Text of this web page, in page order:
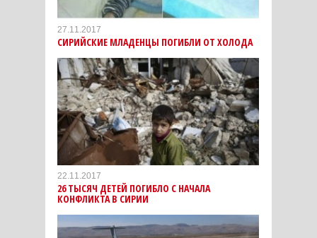
27.11.2017
СИРИЙСКИЕ МЛАДЕНЦЫ ПОГИБЛИ ОТ ХОЛОДА
22.11.2017
26 ТЫСЯЧ ДЕТЕЙ ПОГИБЛО С НАЧАЛА
КОНФЛИКТА В СИРИИ